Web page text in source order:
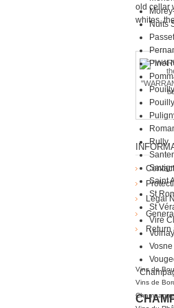
Nuits
Pinot
Rully
Saint
St
St
Viré
Volnay
old cellar
whites,
Legal
Vins de
Vins de